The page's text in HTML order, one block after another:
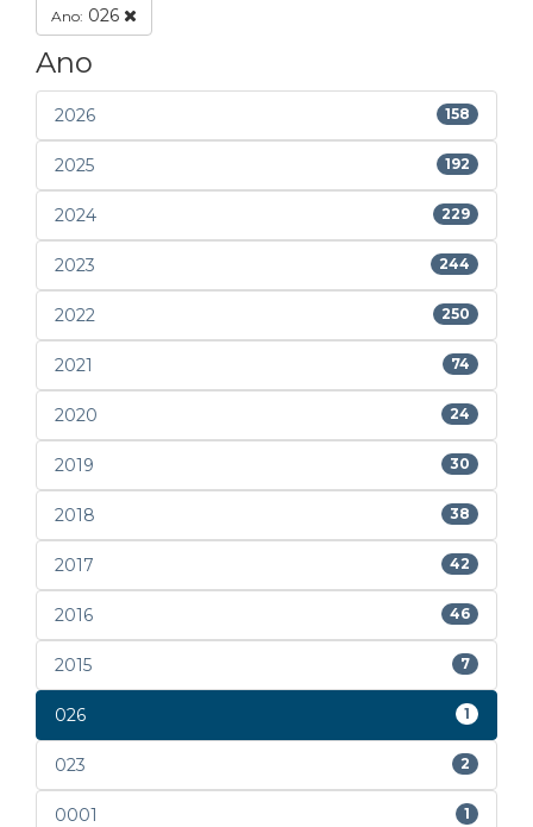
Ano: 026
Ano
2026 158
2025 192
2024 229
2023 244
2022 250
2021 74
2020 24
2019 30
2018 38
2017 42
2016 46
2015 7
026 1
023 2
0001 1